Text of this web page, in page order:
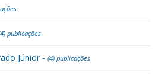
publicações
Júnior - (4) publicações